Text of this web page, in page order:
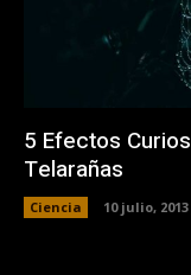
5 Efectos
Telarañas
Ciencia 10 julio, 2013